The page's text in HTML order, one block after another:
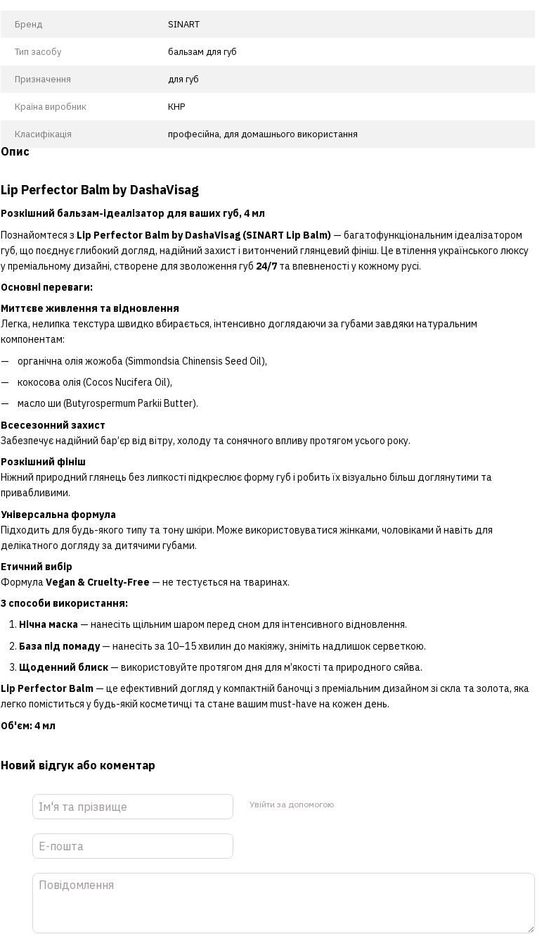
Бренд SINART
Тип засобу бальзам для губ
Призначення для губ
Країна виробник КНР
Класифікація професійна, для домашнього використання
Опис
Lip Perfector Balm by DashaVisag
Розкішний бальзам-ідеалізатор для ваших губ, 4 мл
Познайомтеся з Lip Perfector Balm by DashaVisag (SINART Lip Balm)— багатофункціональним ідеалізатором
губ, що поєднує глибокий догляд, надійний захист і витончений глянцевий фініш. Це втілення українського люксу
у преміальному дизайні, створене для зволоження губ 24/7та впевненості у кожному русі.
Основні переваги:
Миттєве живлення та відновлення
Легка, нелипка текстура швидко вбирається, інтенсивно доглядаючи за губами завдяки натуральним
компонентам:
органічна олія жожоба (Simmondsia Chinensis Seed Oil),
кокосова олія (Cocos Nucifera Oil),
масло ши (Butyrospermum Parkii Butter).
Всесезонний захист
Забезпечує надійний бар’єр від вітру, холоду та сонячного впливу протягом усього року.
Розкішний фініш
Ніжний природний глянець без липкості підкреслює форму губ і робить їх візуально більш доглянутими та
привабливими.
Універсальна формула
Підходить для будь-якого типу та тону шкіри. Може використовуватися жінками, чоловіками й навіть для
делікатного догляду за дитячими губами.
Етичний вибір
ФормулаVegan & Cruelty-Free — не тестується на тваринах.
3 способи використання:
Нічна маска — нанесіть щільним шаром перед сном для інтенсивного відновлення.
База під помаду— нанесіть за 10–15 хвилин до макіяжу, зніміть надлишок серветкою.
Щоденний блиск— використовуйте протягом дня для м’якості та природного сяйва.
Lip Perfector Balm— це ефективний догляд у компактній баночці з преміальним дизайном зі скла та золота, яка
легко поміститься у будь-якій косметичці та стане вашим must-have на кожен день.
Об'єм:4 мл
Новий відгук або коментар
Увійти за допомогою